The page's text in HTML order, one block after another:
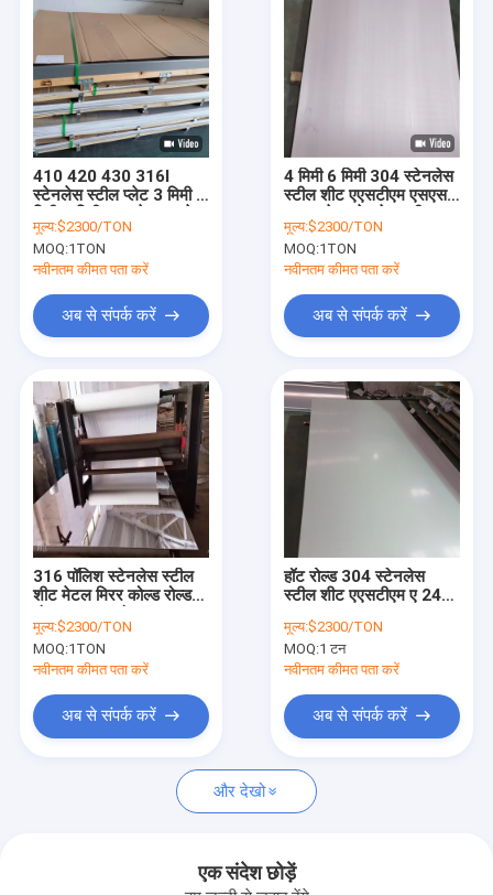
उत्पाद
वीडियो
हमारे बारे में
कारखाने का दौरा
गुणवत्ता नियंत्रण
उद्धरण मांगें
316L स्टेनलेस स्टील पाइप
३०४ स्टेनलेस स्टील टयूबिंग
410 420 430 316l
स्टेनलेस स्टील प्लेट 3 मिमी 5
304 स्टेनलेस स्टील शीट
मूल्य:$2300/TON
MOQ:1TON
नवीनतम कीमत पता करें
अब से संपर्क करें
4 मिमी 6 मिमी 304 स्टेनलेस
स्टील शीट एएसटीएम एसएस
पैनल 4x8
मूल्य:$2300/TON
MOQ:1TON
नवीनतम कीमत पता करें
अब से संपर्क करें
316 पॉलिश स्टेनलेस स्टील
शीट मेटल मिरर कोल्ड रोल्ड
खत्म करें
मूल्य:$2300/TON
MOQ:1TON
नवीनतम कीमत पता करें
अब से संपर्क करें
हॉट रोल्ड 304 स्टेनलेस
स्टील शीट एएसटीएम ए 240
मूल्य:$2300/TON
MOQ:1 टन
नवीनतम कीमत पता करें
अब से संपर्क करें
और देखो
एक संदेश छोड़ें